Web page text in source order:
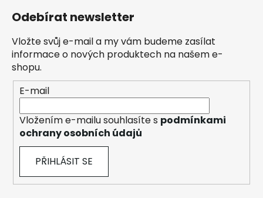
Odebírat newsletter
Vložte svůj e-mail a my vám budeme zasílat
informace o nových produktech na našem e-
shopu.
E-mail
Vložením e-mailu souhlasíte s podmínkami
ochrany osobních údajů
PŘIHLÁSIT SE